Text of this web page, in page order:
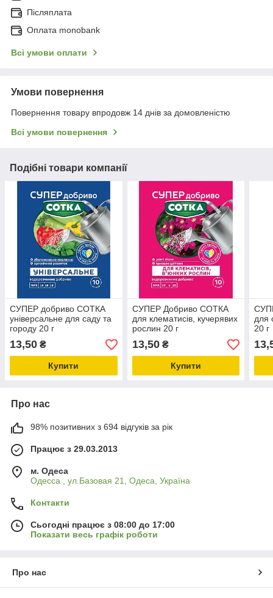
Післяплата
Оплата monobank
Всі умови оплати
Умови повернення
Повернення товару впродовж 14 днів за домовленістю
Всі умови повернення
Подібні товари компанії
СУПЕР добриво СОТКА
універсальне для саду та
городу 20 г
13,50 ₴
Купити
СУПЕР Добриво СОТКА
для клематисів, кучерявих
рослин 20 г
13,50₴
Купити
для
20 г
Про нас
98% позитивних з 694 відгуків за рік
Працює з 29.03.2013
м. Одеса
Одесса , ул.Базовая 21, Одеса, Україна
Контакти
Сьогодні працює з 08:00 до 17:00
Показати весь графік роботи
Про нас